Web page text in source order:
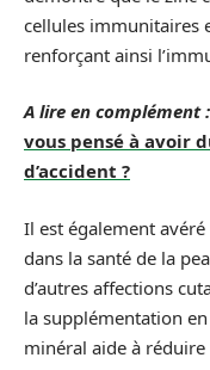
cellules immunitaires
renforçant ainsi
A lire en complément :
vous pensé à avoir
d’accident ?
Il est également
dans la santé de la
d’autres affections
la supplémentation
minéral aide à